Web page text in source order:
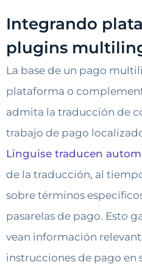
Integrando
plugins
La base de un pago
plataforma o
admita la traducción de
trabajo de pago
Linguise traducen
de la traducción, al
sobre términos
pasarelas de pago. Esto
vean información
instrucciones de pago en